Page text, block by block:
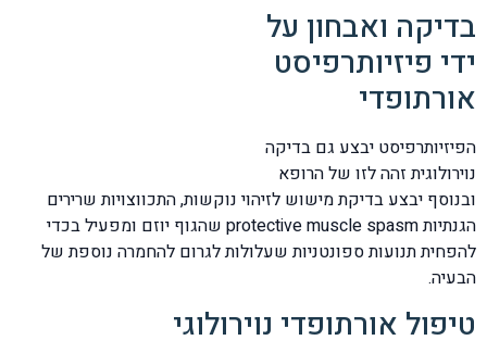
בדיקה ואבחון על
ידי פיזיותרפיסט
אורתופדי
הפיזיותרפיסט יבצע גם בדיקה
נוירולוגית זהה לזו של הרופא
ובנוסף יבצע בדיקת מישוש לזיהוי נוקשות, התכווצויות שרירים
הגנתיות protective muscle spasm שהגוף יוזם ומפעיל בכדי
להפחית תנועות ספונטניות שעלולות לגרום להחמרה נוספת של
הבעיה.
טיפול אורתופדי נוירולוגי